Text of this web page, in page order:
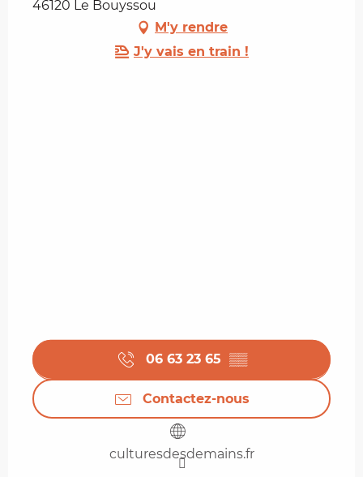
46120 Le Bouyssou
M'y rendre
J'y vais en train !
06 63 23 65 ▒▒
Contactez-nous
culturesdesdemains.fr